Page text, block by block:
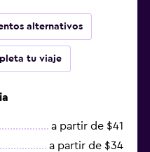
alternativos
tu viaje
a partir de $41
a partir de $34